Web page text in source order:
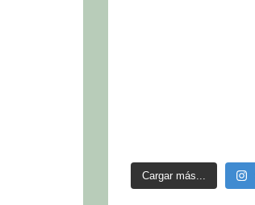
Cargar más...